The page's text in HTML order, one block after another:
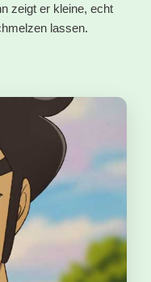
zeigt er kleine, echt
lassen.